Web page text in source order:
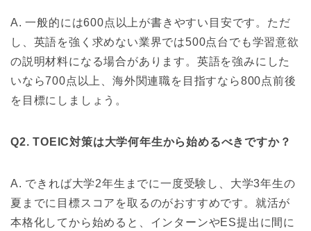
A. 一般的には600点以上が書きやすい目安です。ただ
し、英語を強く求めない業界では500点台でも学習意欲
の説明材料になる場合があります。英語を強みにした
いなら700点以上、海外関連職を目指すなら800点前後
を目標にしましょう。
Q2. TOEIC対策は大学何年生から始めるべきですか？
A. できれば大学2年生までに一度受験し、大学3年生の
夏までに目標スコアを取るのがおすすめです。就活が
本格化してから始めると、インターンやES提出に間に